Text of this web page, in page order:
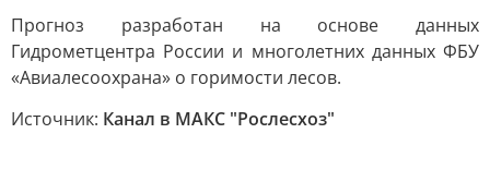
Прогноз разработан на основе данных
Гидрометцентра России и многолетних данных ФБУ
«Авиалесоохрана» о горимости лесов.
Источник: Канал в МАКС "Рослесхоз"